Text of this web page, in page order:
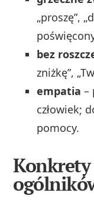
„proszę”,
bez
zniżkę”,
empatia –
człowiek;
pomocy.